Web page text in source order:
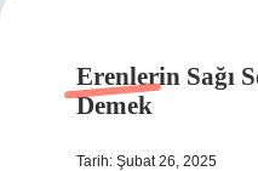
Erenlerin Sağı
Demek
Tarih: Şubat 26, 2025